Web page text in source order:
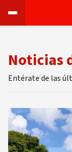
Noticias
Entérate de las